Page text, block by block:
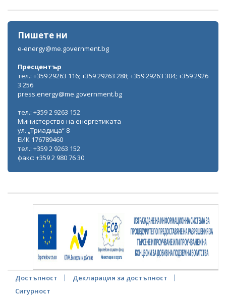
Пишете ни
e-energy@me.government.bg
Пресцентър
тел.: +359 29263 116; +359 29263 288; +359 29263 304; +359 2926
3 256
press.energy@me.government.bg
тел.: +359 2 9263 152
Министерство на енергетиката
ул. „Триадица“ 8
ЕИК 176789460
тел.: +359 2 9263 152
факс: +359 2 980 76 30
Достъпност
Декларация за достъпност
Сигурност